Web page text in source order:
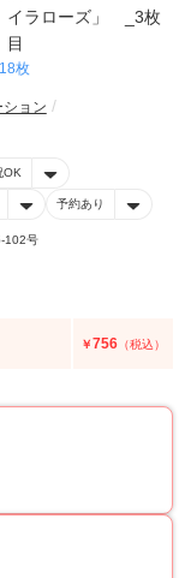
枚
ョン
OK
予約あり
102号
￥756 （税込）